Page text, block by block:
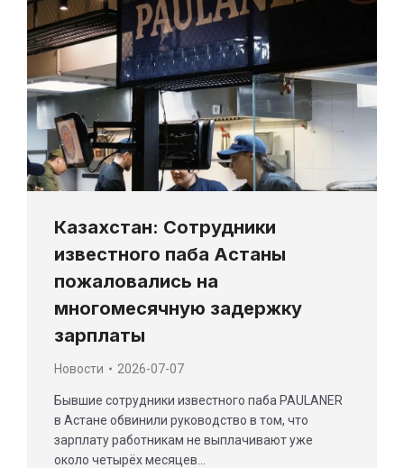
Казахстан: Сотрудники
известного паба Астаны
пожаловались на
многомесячную задержку
зарплаты
Новости 2026-07-07
Бывшие сотрудники известного паба PAULANER
в Астане обвинили руководство в том, что
зарплату работникам не выплачивают уже
около четырёх месяцев…